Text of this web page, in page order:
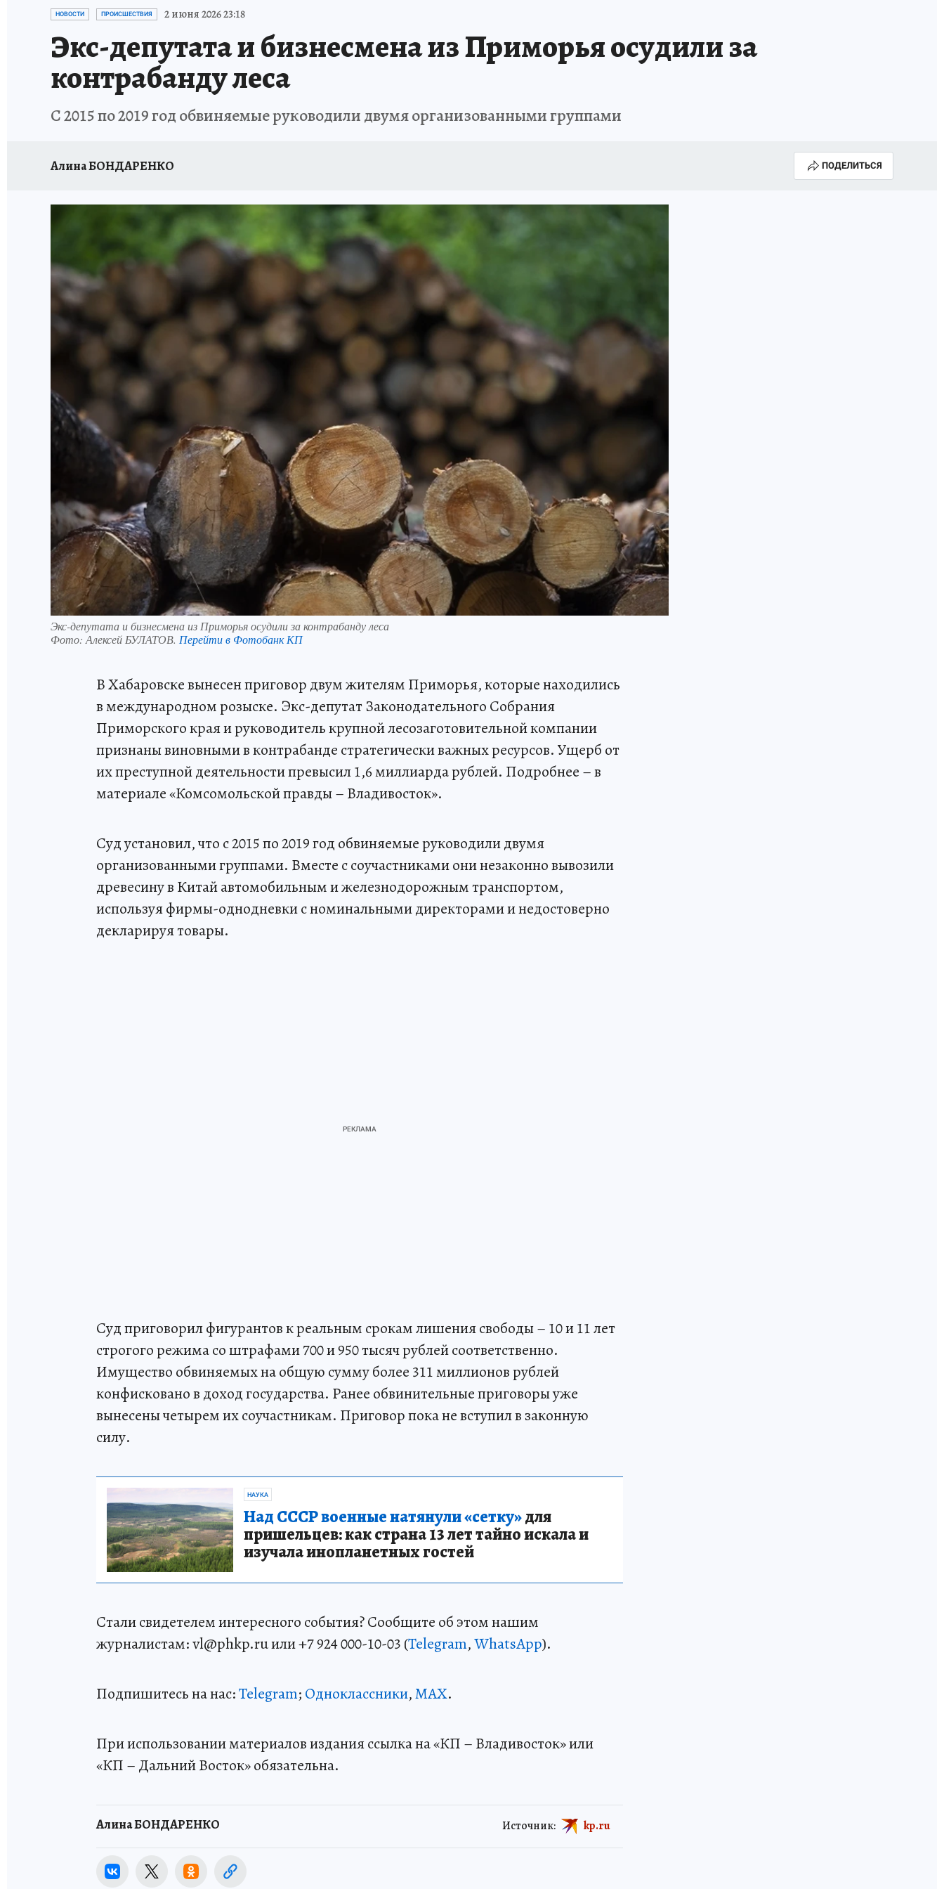
ДЕНЬ ПОБЕДЫ ВО ВЛАДИВОСТОКЕ 2026
АНТИРАК СТРАНИЦЫ ИСТОРИИ ДАЛЬНЕГО ВОСТОКА АФИША МОЙ ЛЮБИМЫЙ УЧИТЕЛЬ – 2024 ИСПЫТАНО НА СЕБЕ
НОВОСТИ ПРОИСШЕСТВИЯ 2 июня 2026 23:18
Экс-депутата и бизнесмена из Приморья осудили за
контрабанду леса
С 2015 по 2019 год обвиняемые руководили двумя организованными группами
Алина БОНДАРЕНКО ПОДЕЛИТЬСЯ
Экс-депутата и бизнесмена из Приморья осудили за контрабанду леса
Фото: Алексей БУЛАТОВ. Перейти в Фотобанк КП
В Хабаровске вынесен приговор двум жителям Приморья, которые находились
в международном розыске. Экс-депутат Законодательного Собрания
Приморского края и руководитель крупной лесозаготовительной компании
признаны виновными в контрабанде стратегически важных ресурсов. Ущерб от
их преступной деятельности превысил 1,6 миллиарда рублей. Подробнее – в
материале «Комсомольской правды – Владивосток».
Суд установил, что с 2015 по 2019 год обвиняемые руководили двумя
организованными группами. Вместе с соучастниками они незаконно вывозили
древесину в Китай автомобильным и железнодорожным транспортом,
используя фирмы-однодневки с номинальными директорами и недостоверно
декларируя товары.
Суд приговорил фигурантов к реальным срокам лишения свободы – 10 и 11 лет
строгого режима со штрафами 700 и 950 тысяч рублей соответственно.
Имущество обвиняемых на общую сумму более 311 миллионов рублей
конфисковано в доход государства. Ранее обвинительные приговоры уже
вынесены четырем их соучастникам. Приговор пока не вступил в законную
силу.
НАУКА
Над СССР военные натянули «сетку»для
пришельцев: как страна 13 лет тайно искала и
изучала инопланетных гостей
Стали свидетелем интересного события? Сообщите об этом нашим
журналистам: vl@phkp.ru или +7 924 000-10-03 (Telegram,WhatsApp).
Подпишитесь на нас:Telegram; Одноклассники,MAX.
При использовании материалов издания ссылка на «КП – Владивосток» или
«КП – Дальний Восток» обязательна.
Алина БОНДАРЕНКО Источник: kp.ru